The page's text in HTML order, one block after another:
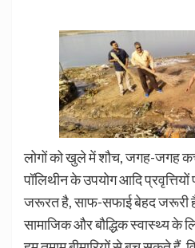
लोगों को खुले में शौच, जगह-जगह
पॉलिथीन के उपयोग आदि
जरूरत है, साफ-सफाई बेहद जरूरी
सामाजिक और बौद्धिक स्वास्थ्य